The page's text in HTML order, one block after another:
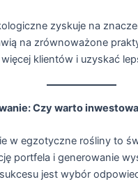
zyskuje na
na zrównoważone
klientów i uzyskać
Czy warto
w egzotyczne rośliny to
portfela i generowanie
jest wybór